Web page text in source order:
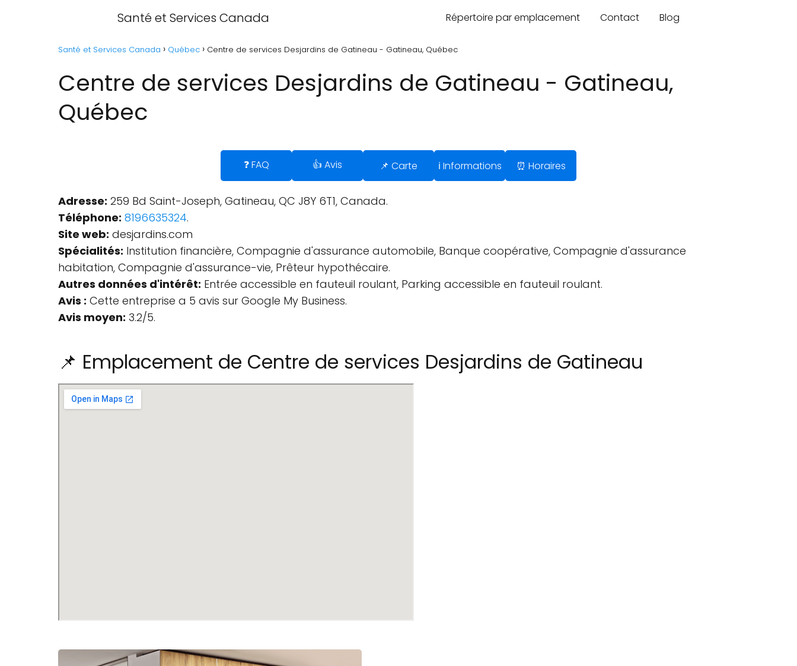
Santé et Services Canada Répertoire par emplacement Contact Blog
Santé et Services Canada Québec Centre de services Desjardins de Gatineau - Gatineau, Québec
Centre de services Desjardins de Gatineau - Gatineau,
Québec
❓ FAQ 👍 Avis 📌 Carte ℹ️ Informations ⏰ Horaires
Adresse: 259 Bd Saint-Joseph, Gatineau, QC J8Y 6T1, Canada.
Téléphone: 8196635324.
Site web: desjardins.com
Spécialités: Institution financière, Compagnie d'assurance automobile, Banque coopérative, Compagnie d'assurance
habitation, Compagnie d'assurance-vie, Prêteur hypothécaire.
Autres données d'intérêt: Entrée accessible en fauteuil roulant, Parking accessible en fauteuil roulant.
Avis : Cette entreprise a 5 avis sur Google My Business.
Avis moyen: 3.2/5.
📌 Emplacement de Centre de services Desjardins de Gatineau